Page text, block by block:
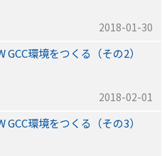
2018-01-30
GCC環境をつくる（その2）
2018-02-01
GCC環境をつくる（その3）